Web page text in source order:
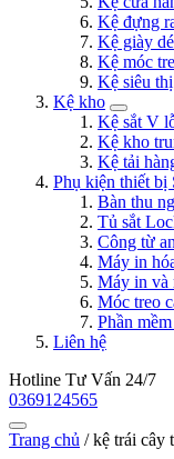
Kệ đựng
Kệ giày
Kệ móc
Kệ siêu
Kệ kho
Kệ sắt V
Kệ kho
Kệ tải
Phụ kiện thiết bị
Bàn thu
Tủ sắt
Công từ
Máy in
Máy in và
Móc treo
Phần
Liên hệ
Hotline Tư Vấn 24/7
0369124565
Trang chủ /kệ trái cây